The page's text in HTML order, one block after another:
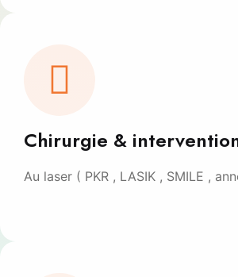
Chirurgie &
Au laser ( PKR , LASIK , SMILE ,